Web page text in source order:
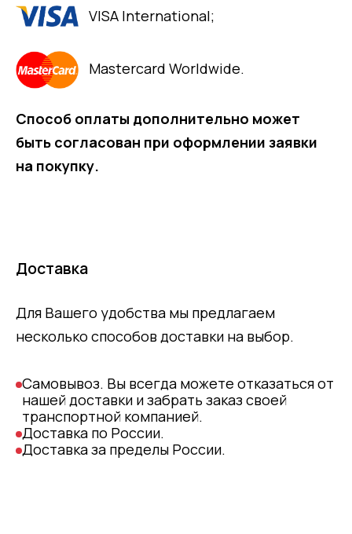
VISA International;
Mastercard Worldwide.
Способ оплаты дополнительно может
быть согласован при оформлении заявки
на покупку.
Доставка
Для Вашего удобства мы предлагаем
несколько способов доставки на выбор.
Самовывоз. Вы всегда можете отказаться от
нашей доставки и забрать заказ своей
транспортной компанией.
Доставка по России.
Доставка за пределы России.